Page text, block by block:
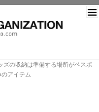
ズの収納は準備する場所がベスポ
アイテム